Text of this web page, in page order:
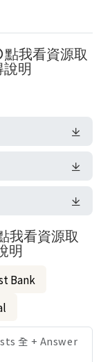
點我看資源取
說明
我看資源取
明
Bank
全 + Answer